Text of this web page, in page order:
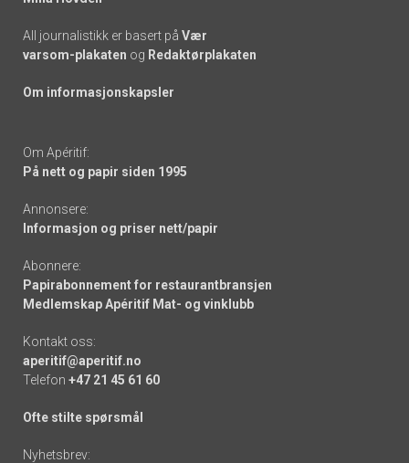
All journalistikk er basert på Vær
varsom-plakaten og Redaktørplakaten
Om informasjonskapsler
Om Apéritif:
På nett og papir siden 1995
Annonsere:
Informasjon og priser nett/papir
Abonnere:
Papirabonnement for restaurantbransjen
Medlemskap Apéritif Mat- og vinklubb
Kontakt oss:
aperitif@aperitif.no
Telefon +47 21 45 61 60
Ofte stilte spørsmål
Nyhetsbrev: